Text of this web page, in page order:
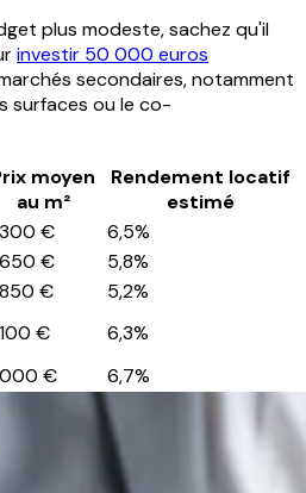
plus modeste, sachez qu'il
investir 50 000 euros
secondaires, notamment
surfaces ou le co-
moyen
au m²
Rendement locatif
estimé
€
6,5%
€
5,8%
€
5,2%
€
6,3%
€ 6,7%